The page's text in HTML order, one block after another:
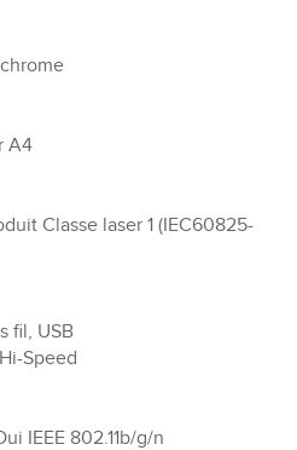
A4
Classe laser 1 (IEC60825-
fil, USB
Speed
IEEE 802.11b/g/n